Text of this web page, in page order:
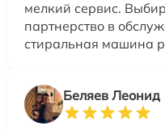
мелкий сервис.
партнерство в
стиральная машина
Беляев Леонид